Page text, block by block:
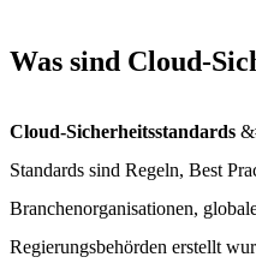
Was sind Cloud-
Cloud-Sicherheitsstandards
Standards sind Regeln, Best
Branchenorganisationen,
Regierungsbehörden erstellt